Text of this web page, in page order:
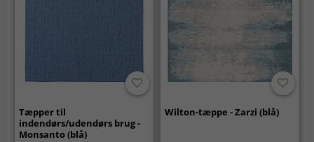
Tæpper til
indendørs/udendørs brug -
Monsanto (blå)
Wilton-tæppe - Zarzi (blå)